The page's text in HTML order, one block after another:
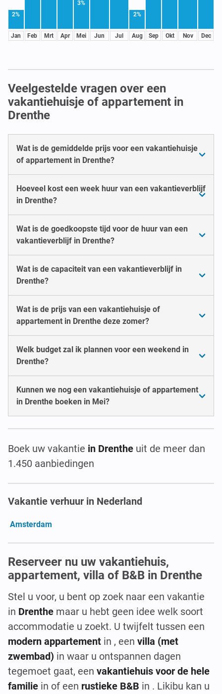
2%
Jan Feb Mrt Apr
3%
Mei Jun Jul
2%
Aug Sep Okt Nov Dec
Veelgestelde vragen over een
vakantiehuisje of appartement in
Drenthe
Wat is de gemiddelde prijs voor een vakantiehuisje
of appartement in Drenthe?
Hoeveel kost een week huur van een vakantieverblijf
in Drenthe?
Wat is de goedkoopste tijd voor de huur van een
vakantieverblijf in Drenthe?
Wat is de capaciteit van een vakantieverblijf in
Drenthe?
Wat is de prijs van een vakantiehuisje of
appartement in Drenthe deze zomer?
Welk budget zal ik plannen voor een weekend in
Drenthe?
Kunnen we nog een vakantiehuisje of appartement
in Drenthe boeken in Mei?
Boek uw vakantie in Drenthe uit de meer dan
1.450 aanbiedingen
Vakantie verhuur in Nederland
Amsterdam
Reserveer nu uw vakantiehuis,
appartement, villa of B&B in Drenthe
Stel u voor, u bent op zoek naar een vakantie
in Drenthe maar u hebt geen idee welk soort
accommodatie u zoekt. U twijfelt tussen een
modern appartement in , een villa (met
zwembad) in waar u ontspannen dagen
tegemoet gaat, een vakantiehuis voor de hele
familie in of een rustieke B&B in . Likibu kan u